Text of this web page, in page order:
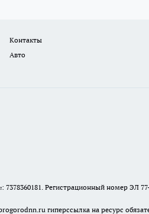
Контакты
Авто
Регистрационный номер ЭЛ
гиперссылка на ресурс